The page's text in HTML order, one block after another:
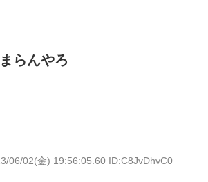
らんやろ
06/02(金) 19:56:05.60 ID:C8JvDhvC0